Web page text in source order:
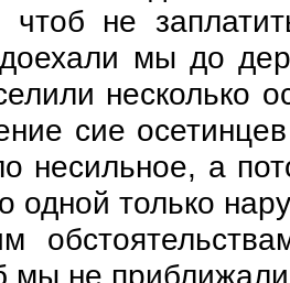
чтоб не
мы до
несколько
сие
несильное, а
одной только
мы не